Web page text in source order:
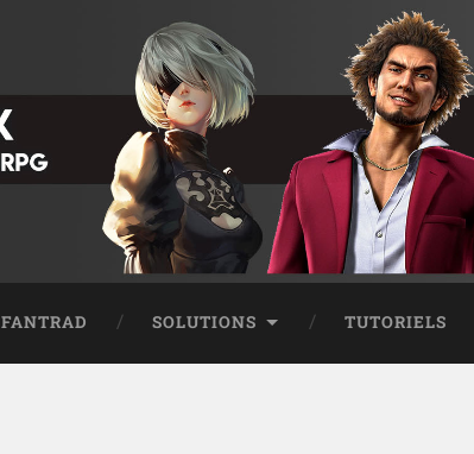
FANTRAD SOLUTIONS TUTORIELS